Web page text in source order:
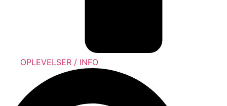
OPLEVELSER / INFO